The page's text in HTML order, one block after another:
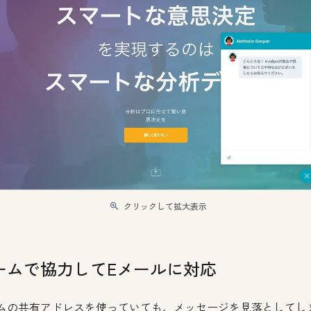
クリックして拡大表示
ムで協力してEメールに対応
の共有アドレスを使っていても、メッセージを見落としてし